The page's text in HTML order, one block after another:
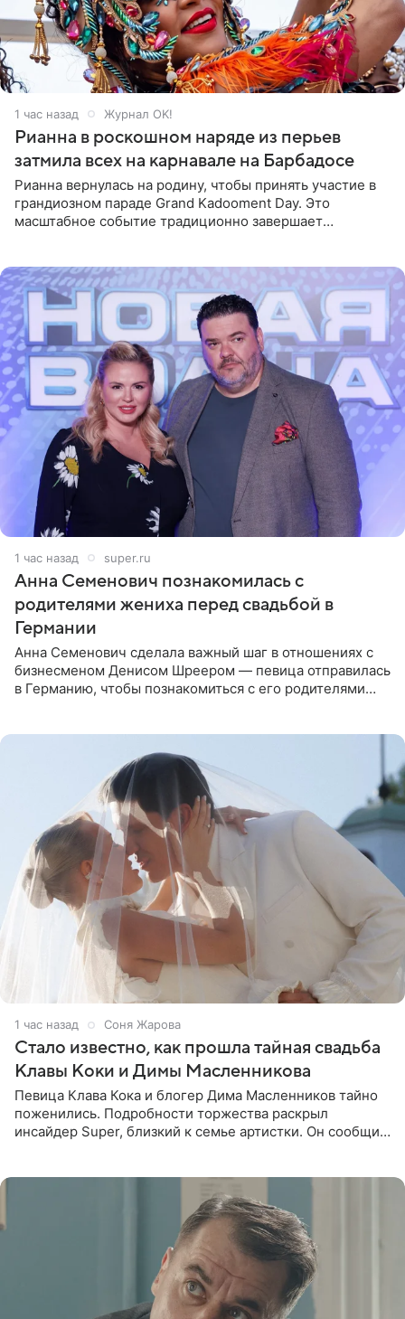
1 час назад Журнал OK!
Рианна в роскошном наряде из перьев
затмила всех на карнавале на Барбадосе
Рианна вернулась на родину, чтобы принять участие в
грандиозном параде Grand Kadooment Day. Это
масштабное событие традиционно завершает
1 час назад super.ru
Анна Семенович познакомилась с
родителями жениха перед свадьбой в
Германии
Анна Семенович сделала важный шаг в отношениях с
бизнесменом Денисом Шреером — певица отправилась
в Германию, чтобы познакомиться с его родителями
1 час назад Соня Жарова
Стало известно, как прошла тайная свадьба
Клавы Коки и Димы Масленникова
Певица Клава Кока и блогер Дима Масленников тайно
поженились. Подробности торжества раскрыл
инсайдер Super, близкий к семье артистки. Он сообщил,